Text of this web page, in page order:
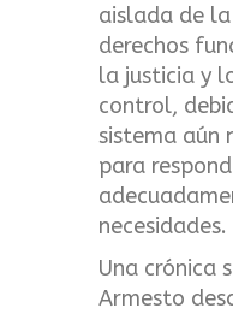
aislada de
derechos
la justicia y
control,
sistema aún
para
necesidades.
Una crónica
Armesto